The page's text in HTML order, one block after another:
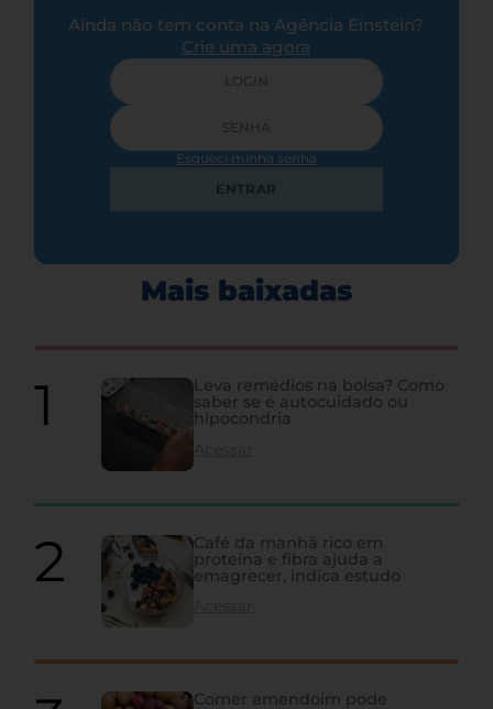
Ainda não tem conta na Agência Einstein?
Crie uma agora
Esqueci minha senha
ENTRAR
Mais baixadas
Leva remédios na bolsa? Como
saber se é autocuidado ou
hipocondria
Café da manhã rico em
proteína e fibra ajuda a
emagrecer, indica estudo
Comer amendoim pode